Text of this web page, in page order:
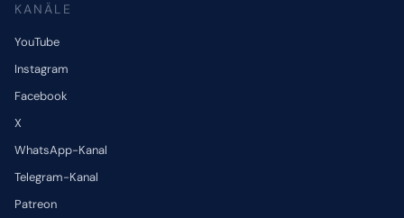
KANÄLE
YouTube
Instagram
Facebook
X
WhatsApp-Kanal
Telegram-Kanal
Patreon